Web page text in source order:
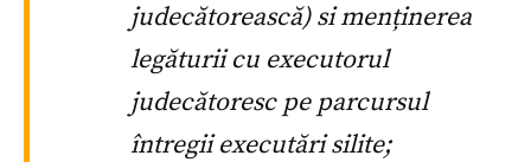
judecătorească) si menținerea
legăturii cu executorul
judecătoresc pe parcursul
întregii executări silite;